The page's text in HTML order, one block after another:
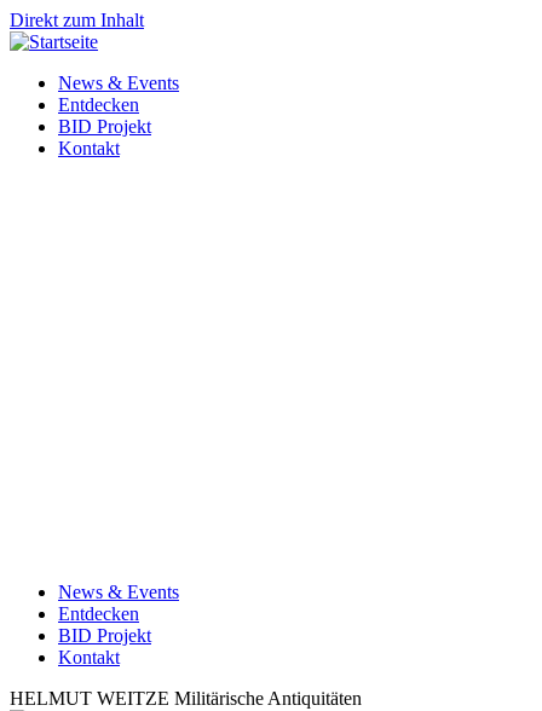
Direkt zum Inhalt
News & Events
Entdecken
BID Projekt
Kontakt
News & Events
Entdecken
BID Projekt
Kontakt
HELMUT WEITZE Militärische Antiquitäten